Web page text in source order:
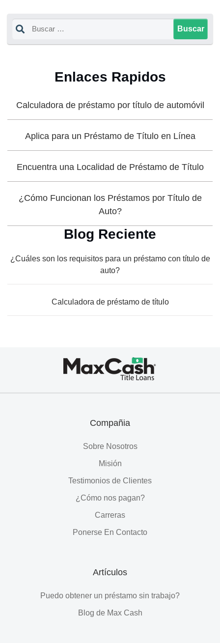
Enlaces Rapidos
Calculadora de préstamo por título de automóvil
Aplica para un Préstamo de Título en Línea
Encuentra una Localidad de Préstamo de Título
¿Cómo Funcionan los Préstamos por Título de
Auto?
Blog Reciente
¿Cuáles son los requisitos para un préstamo con título de
auto?
Calculadora de préstamo de título
Compañia
Sobre Nosotros
Misión
Testimonios de Clientes
¿Cómo nos pagan?
Carreras
Ponerse En Contacto
Artículos
Puedo obtener un préstamo sin trabajo?
Blog de Max Cash